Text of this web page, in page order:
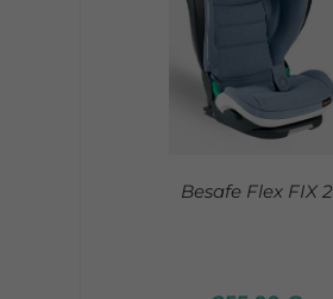
Besafe Flex FIX 2